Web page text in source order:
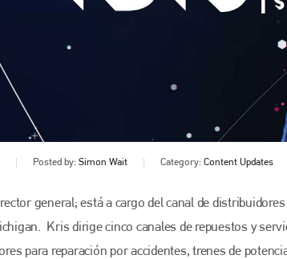
Posted by: Simon Wait Category: Content Updates
general; está a cargo del canal de
Kris dirige cinco canales de repuestos y
para reparación por accidentes, trenes de